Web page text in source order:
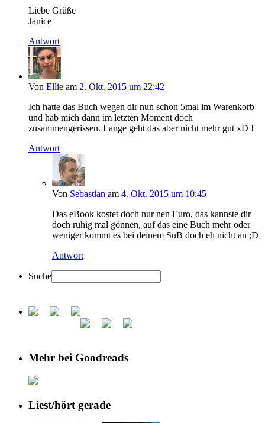
Liebe Grüße
Janice
Antwort
Von Ellie am 2. Okt. 2015 um 22:42
Ich hatte das Buch wegen dir nun schon 5mal im Warenkorb
und hab mich dann im letzten Moment doch
zusammengerissen. Lange geht das aber nicht mehr gut xD !
Antwort
Von Sebastian am 4. Okt. 2015 um 10:45
Das eBook kostet doch nur nen Euro, das kannste dir
doch ruhig mal gönnen, auf das eine Buch mehr oder
weniger kommt es bei deinem SuB doch eh nicht an ;D
Antwort
Suche
Mehr bei Goodreads
Liest/hört gerade